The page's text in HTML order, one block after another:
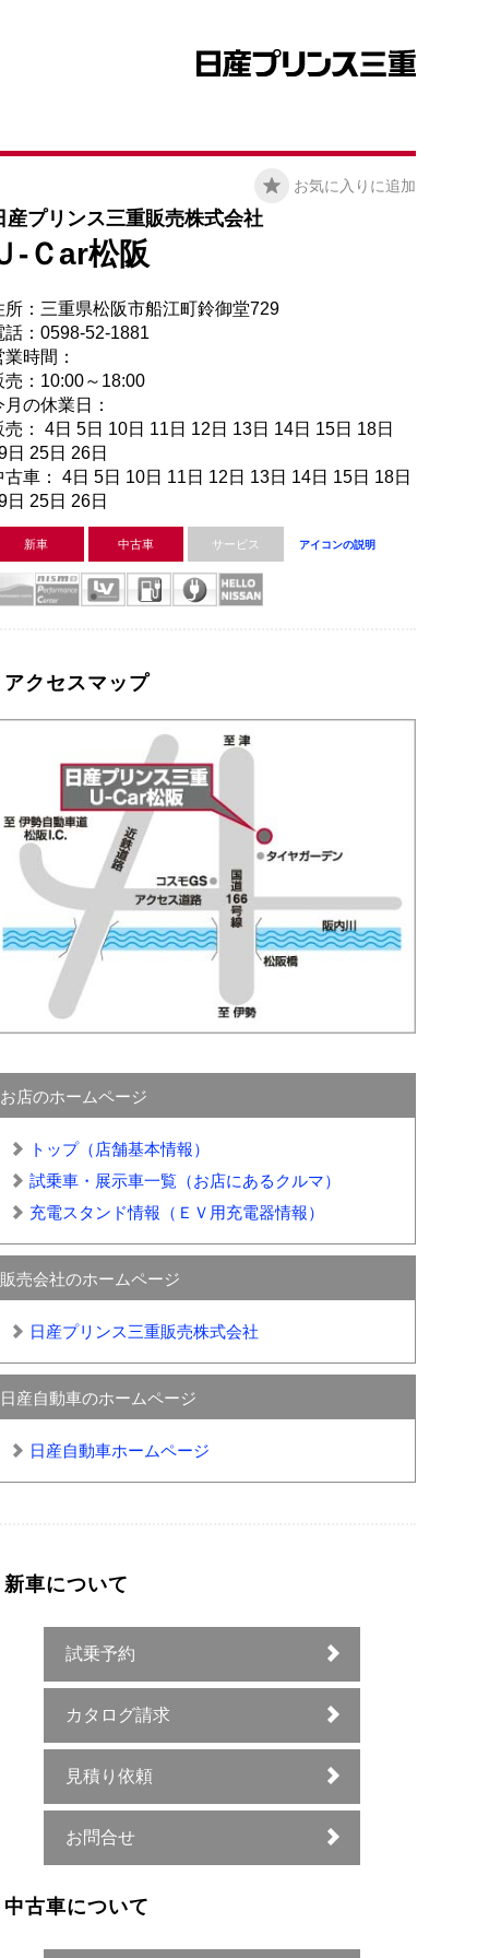
お気に入りに追加
産プリンス三重販売株式会社
-Ｃar松阪
所：三重県松阪市船江町鈴御堂729
話：0598-52-1881
業時間：
売：10:00～18:00
月の休業日：
売： 4日 5日 10日 11日 12日 13日 14日 15日 18日
日 25日 26日
古車： 4日 5日 10日 11日 12日 13日 14日 15日 18日
日 25日 26日
新車 中古車 サービス アイコンの説明
アクセスマップ
お店のホームページ
トップ（店舗基本情報）
試乗車・展示車一覧（お店にあるクルマ）
充電スタンド情報（ＥＶ用充電器情報）
販売会社のホームページ
日産プリンス三重販売株式会社
日産自動車のホームページ
日産自動車ホームページ
新車について
試乗予約
カタログ請求
見積り依頼
お問合せ
中古車について